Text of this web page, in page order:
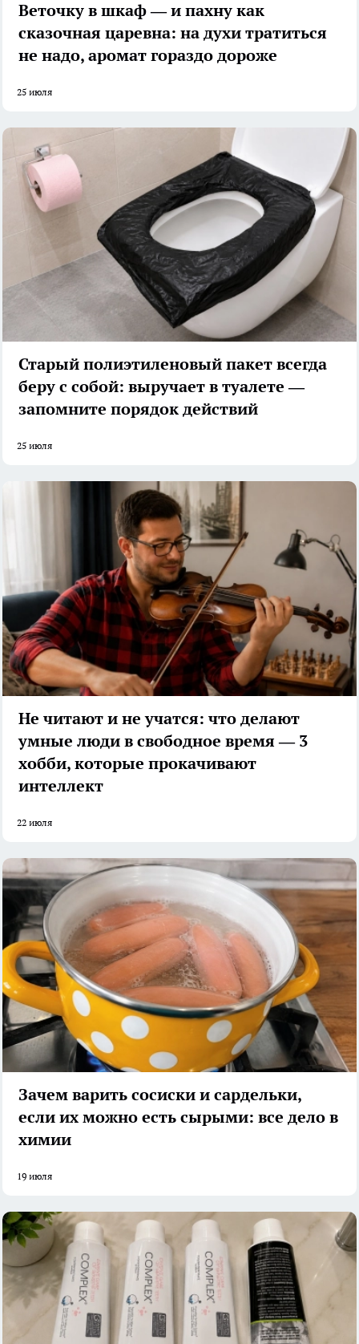
Веточку в шкаф — и пахну как
сказочная царевна: на духи тратиться
не надо, аромат гораздо дороже
25 июля
Старый полиэтиленовый пакет всегда
беру с собой: выручает в туалете —
запомните порядок действий
25 июля
Не читают и не учатся: что делают
умные люди в свободное время — 3
хобби, которые прокачивают
интеллект
22 июля
Зачем варить сосиски и сардельки,
если их можно есть сырыми: все дело в
химии
19 июля